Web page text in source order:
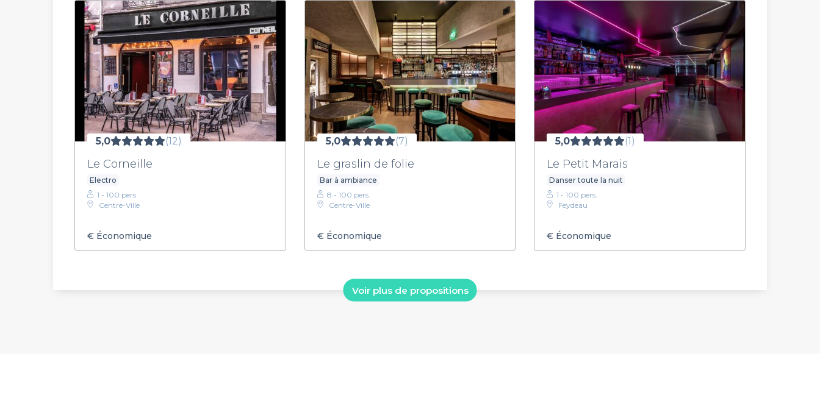
5,0 (12)
Le Corneille
Electro
1 - 100 pers.
Centre-Ville
€ Économique
5,0 (7)
Le graslin de folie
Bar à ambiance
8 - 100 pers.
Centre-Ville
€Économique
5,0 (1)
Le Petit Marais
Danser toute la nuit
1 - 100 pers.
Feydeau
€ Économique
Voir plus de propositions